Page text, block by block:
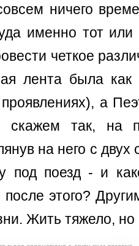
ничего
именно тот
четкое
лента была
а
скажем так, на
на него с двух
под поезд - и
после этого?
Жить тяжело, но